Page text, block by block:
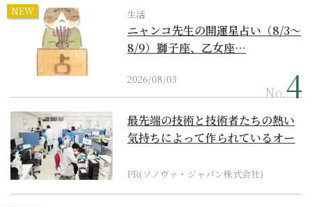
NEW 生活
ニャンコ先生の開運星占い（8/3～
8/9）獅子座、乙女座…
2026/08/03
No.
最先端の技術と技術者たちの熱い
気持ちによって作られているオー
PR(ソノヴァ・ジャパン株式会社)